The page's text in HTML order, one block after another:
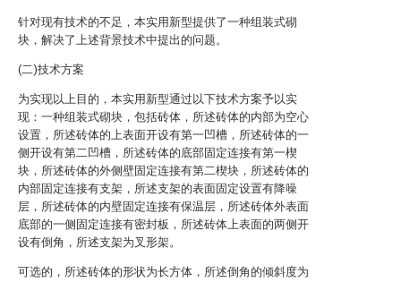
针对现有技术的不足，本实用新型提供了一种组装式砌
块，解决了上述背景技术中提出的问题。
(二)技术方案
为实现以上目的，本实用新型通过以下技术方案予以实
现：一种组装式砌块，包括砖体，所述砖体的内部为空心
设置，所述砖体的上表面开设有第一凹槽，所述砖体的一
侧开设有第二凹槽，所述砖体的底部固定连接有第一楔
块，所述砖体的外侧壁固定连接有第二楔块，所述砖体的
内部固定连接有支架，所述支架的表面固定设置有降噪
层，所述砖体的内壁固定连接有保温层，所述砖体外表面
底部的一侧固定连接有密封板，所述砖体上表面的两侧开
设有倒角，所述支架为叉形架。
可选的，所述砖体的形状为长方体，所述倒角的倾斜度为